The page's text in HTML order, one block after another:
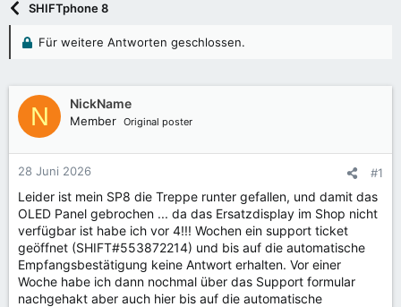
e
l
e
m
w
t
SHIFTphone 8
Für weitere Antworten geschlossen.
N NickName
Member Original poster
28 Juni 2026 #1
Leider ist mein SP8 die Treppe runter gefallen, und damit das
OLED Panel gebrochen ... da das Ersatzdisplay im Shop nicht
verfügbar ist habe ich vor 4!!! Wochen ein support ticket
geöffnet (SHIFT#553872214) und bis auf die automatische
Empfangsbestätigung keine Antwort erhalten. Vor einer
Woche habe ich dann nochmal über das Support formular
nachgehakt aber auch hier bis auf die automatische